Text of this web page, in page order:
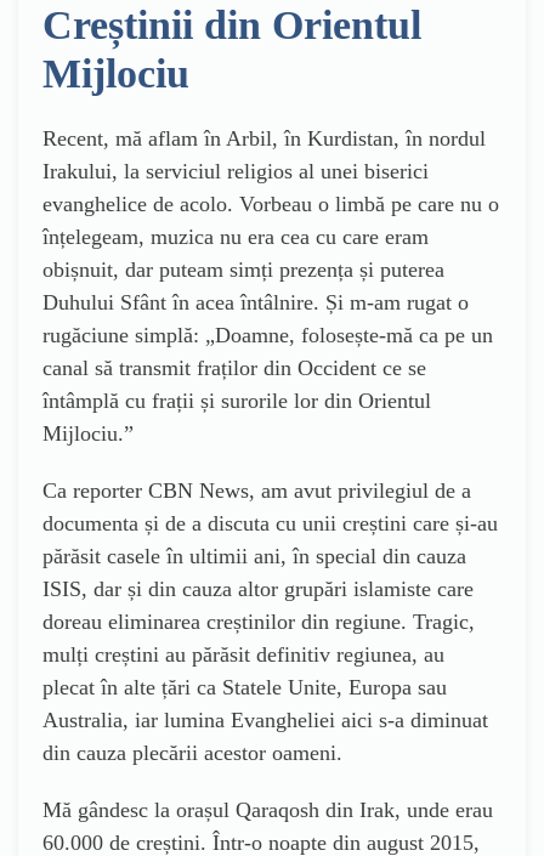
Creștinii din Orientul
Mijlociu
Recent, mă aflam în Arbil, în Kurdistan, în nordul
Irakului, la serviciul religios al unei biserici
evanghelice de acolo. Vorbeau o limbă pe care nu o
înțelegeam, muzica nu era cea cu care eram
obișnuit, dar puteam simți prezența și puterea
Duhului Sfânt în acea întâlnire. Și m-am rugat o
rugăciune simplă: „Doamne, folosește-mă ca pe un
canal să transmit fraților din Occident ce se
întâmplă cu frații și surorile lor din Orientul
Mijlociu.”
Ca reporter CBN News, am avut privilegiul de a
documenta și de a discuta cu unii creștini care și-au
părăsit casele în ultimii ani, în special din cauza
ISIS, dar și din cauza altor grupări islamiste care
doreau eliminarea creștinilor din regiune. Tragic,
mulți creștini au părăsit definitiv regiunea, au
plecat în alte țări ca Statele Unite, Europa sau
Australia, iar lumina Evangheliei aici s-a diminuat
din cauza plecării acestor oameni.
Mă gândesc la orașul Qaraqosh din Irak, unde erau
60.000 de creștini. Într-o noapte din august 2015,